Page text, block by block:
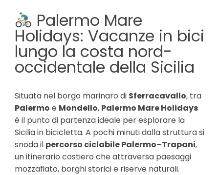
Palermo Mare
Holidays: Vacanze in bici
lungo la costa nord-
occidentale della Sicilia
Situata nel borgo marinaro di Sferracavallo, tra
Palermo e Mondello, Palermo Mare Holidays
è il punto di partenza ideale per esplorare la
Sicilia in bicicletta. A pochi minuti dalla struttura si
snoda il percorso ciclabile Palermo–Trapani,
un itinerario costiero che attraversa paesaggi
mozzafiato, borghi storici e riserve naturali.